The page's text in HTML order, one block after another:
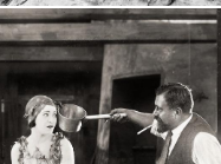
Amerikanische Ureinwohner
Granger Collection